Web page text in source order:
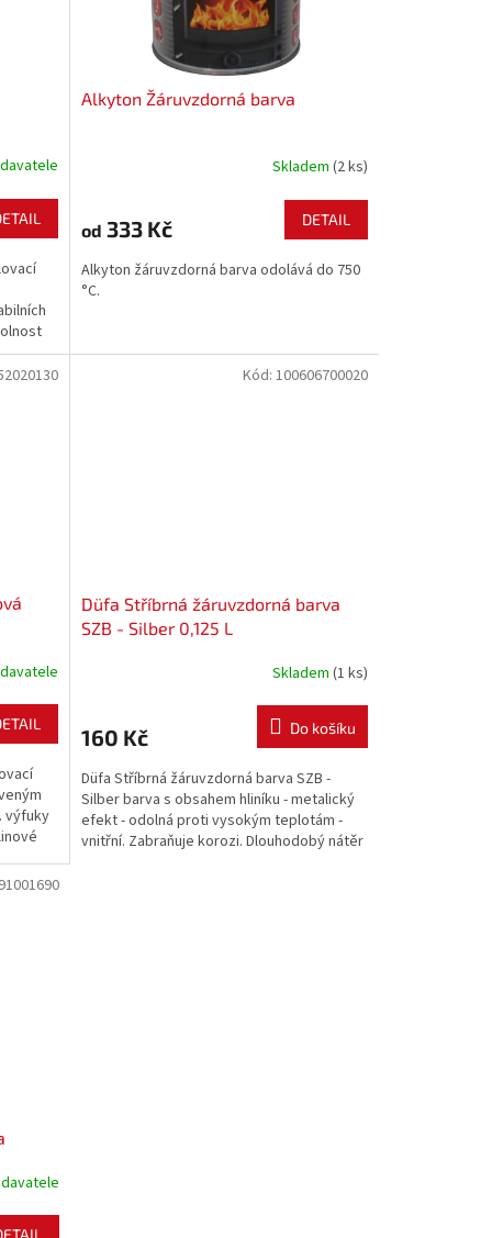
Alkyton Žáruvzdorná barva
Skladem (2 ks)
od 333 Kč DETAIL
Alkyton žáruvzdorná barva odolává do 750
°C.
výfuky
Düfa Stříbrná žáruvzdorná barva
SZB - Silber 0,125 L
Skladem (1 ks)
160 Kč Do košíku
Düfa Stříbrná žáruvzdorná barva SZB -
Silber barva s obsahem hliníku - metalický
efekt - odolná proti vysokým teplotám -
vnitřní. Zabraňuje korozi. Dlouhodobý nátěr
Kód: 100606700020